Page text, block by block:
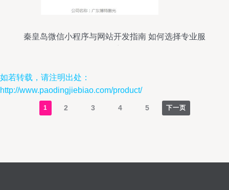
秦皇岛微信小程序与网站开发指南 如何选择专业服
如若转载，请注明出处：
http://www.paodingjiebiao.com/product/
1 2 3 4 5 下一页